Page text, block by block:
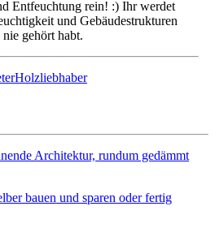
Entfeuchtung rein! :) Ihr werdet
und Gebäudestrukturen
gehört habt.
Holzliebhaber
Architektur, rundum gedämmt
bauen und sparen oder fertig